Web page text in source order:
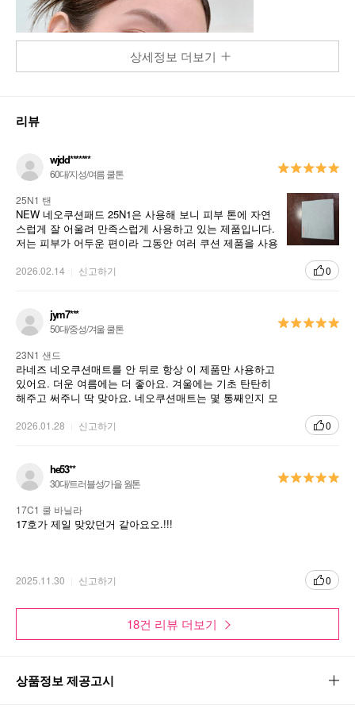
상세정보 더보기
리뷰
wjdd*******
60대/지성/여름 쿨톤
25N1 탠
NEW 네오쿠션패드 25N1은 사용해 보니 피부 톤에 자연
스럽게 잘 어울려 만족스럽게 사용하고 있는 제품입니다.
저는 피부가 어두운 편이라 그동안 여러 쿠션 제품을 사용
러는 피부색과 자연스럽게 어우러져 들뜨거나 부자연스
심하지 않아 편하게 사용할 수 있었습니다. 피부 톤을 자
연스럽고 균일하게 보정해 주어 데일리 메이크업용으로
2026.02.14 신고하기 0
jym7***
50대/중성/겨울 쿨톤
23N1 샌드
라네즈 네오쿠션매트를 안 뒤로 항상 이 제품만 사용하고
있어요. 더운 여름에는 더 좋아요. 겨울에는 기초 탄탄히
해주고 써주니 딱 맞아요. 네오쿠션매트는 몇 통째인지 모
2026.01.28 신고하기 0
he53**
30대/트러블성/가을 웜톤
17C1 쿨 바닐라
17호가 제일 맞았던거 같아요오.!!!
2025.11.30 신고하기 0
18건 리뷰 더보기
상품정보 제공고시